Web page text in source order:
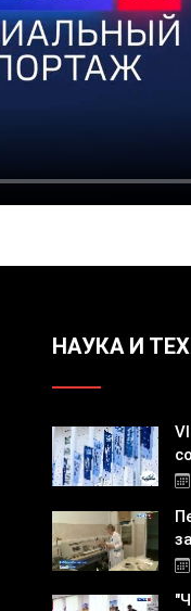
НАУКА И